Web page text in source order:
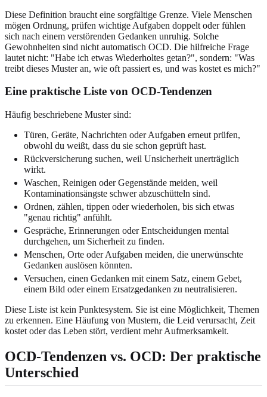
Diese Definition braucht eine sorgfältige Grenze. Viele Menschen
mögen Ordnung, prüfen wichtige Aufgaben doppelt oder fühlen
sich nach einem verstörenden Gedanken unruhig. Solche
Gewohnheiten sind nicht automatisch OCD. Die hilfreiche Frage
lautet nicht: "Habe ich etwas Wiederholtes getan?", sondern: "Was
treibt dieses Muster an, wie oft passiert es, und was kostet es mich?"
Eine praktische Liste von OCD-Tendenzen
Häufig beschriebene Muster sind:
Türen, Geräte, Nachrichten oder Aufgaben erneut prüfen,
obwohl du weißt, dass du sie schon geprüft hast.
Rückversicherung suchen, weil Unsicherheit unerträglich
wirkt.
Waschen, Reinigen oder Gegenstände meiden, weil
Kontaminationsängste schwer abzuschütteln sind.
Ordnen, zählen, tippen oder wiederholen, bis sich etwas
"genau richtig" anfühlt.
Gespräche, Erinnerungen oder Entscheidungen mental
durchgehen, um Sicherheit zu finden.
Menschen, Orte oder Aufgaben meiden, die unerwünschte
Gedanken auslösen könnten.
Versuchen, einen Gedanken mit einem Satz, einem Gebet,
einem Bild oder einem Ersatzgedanken zu neutralisieren.
Diese Liste ist kein Punktesystem. Sie ist eine Möglichkeit, Themen
zu erkennen. Eine Häufung von Mustern, die Leid verursacht, Zeit
kostet oder das Leben stört, verdient mehr Aufmerksamkeit.
OCD-Tendenzen vs. OCD: Der praktische
Unterschied